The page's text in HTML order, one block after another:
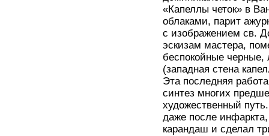
«Капеллы четок» в
облаками, парит
с изображением св.
эскизам мастера,
беспокойные
(западная стена
Эта последняя
синтез многих
художественный
даже после
карандаш и сделал